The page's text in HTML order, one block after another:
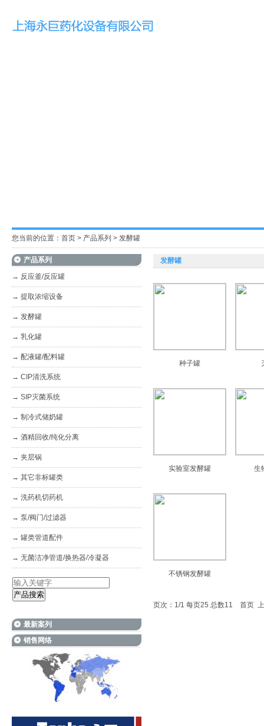
您当前的位置： 首页 > 产品系列 > 发酵罐
产品系列
→ 反应釜/反应罐
→ 提取浓缩设备
→ 发酵罐
→ 乳化罐
→ 配液罐/配料罐
→ CIP清洗系统
→ SIP灭菌系统
→ 制冷式储奶罐
→ 酒精回收/纯化分离
→ 夹层锅
→ 其它非标罐类
→ 洗药机切药机
→ 泵/阀门/过滤器
→ 罐类管道配件
→ 无菌洁净管道/换热器/冷凝器
最新案列
销售网络
发酵罐
种子罐
实验室发酵罐 生
不锈钢发酵罐
页次：1/1 每页25 总数11 首页